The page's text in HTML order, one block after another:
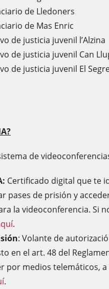
de Lledoners
de Mas Enric
de justicia juvenil l’Alzina
de justicia juvenil Can
de justicia juvenil El
de
Certificado digital que te
pases de prisión y
la videoconferencia. Si
.
: Volante de
en el art. 48 del
por medios telemáticos, a
.